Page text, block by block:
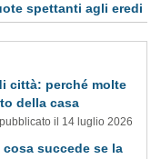
spettanti agli eredi
città: perché molte
della casa
pubblicato il 14 luglio 2026
succede se la